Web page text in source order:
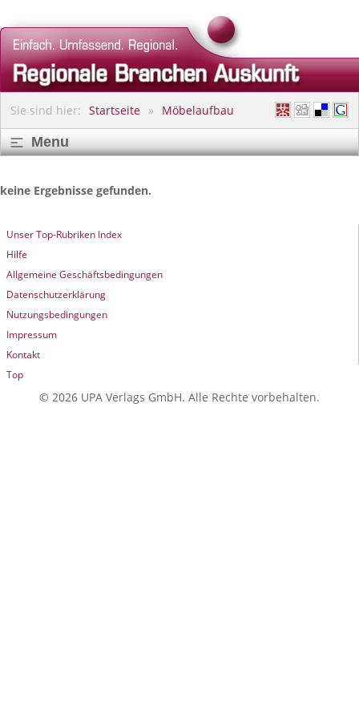
Sie sind hier: Startseite Möbelaufbau
Menu
keine Ergebnisse gefunden.
Unser Top-Rubriken Index
Hilfe
Allgemeine Geschäftsbedingungen
Datenschutzerklärung
Nutzungsbedingungen
Impressum
Kontakt
Top
© 2026 UPA Verlags GmbH. Alle Rechte vorbehalten.